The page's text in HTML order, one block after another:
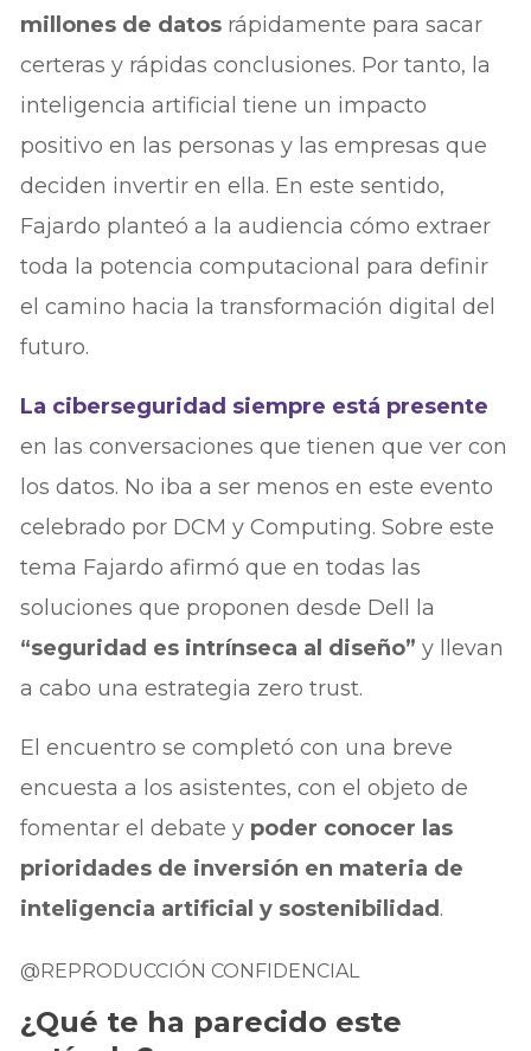
millones de datos rápidamente para sacar
certeras y rápidas conclusiones. Por tanto, la
inteligencia artificial tiene un impacto
positivo en las personas y las empresas que
deciden invertir en ella. En este sentido,
Fajardo planteó a la audiencia cómo extraer
toda la potencia computacional para definir
el camino hacia la transformación digital del
futuro.
La ciberseguridad siempre está presente
en las conversaciones que tienen que ver con
los datos. No iba a ser menos en este evento
celebrado por DCM y Computing. Sobre este
tema Fajardo afirmó que en todas las
soluciones que proponen desde Dell la
“seguridad es intrínseca al diseño” y llevan
a cabo una estrategia zero trust.
El encuentro se completó con una breve
encuesta a los asistentes, con el objeto de
fomentar el debate y poder conocer las
prioridades de inversión en materia de
inteligencia artificial y sostenibilidad .
@REPRODUCCIÓN CONFIDENCIAL
¿Qué te ha parecido este